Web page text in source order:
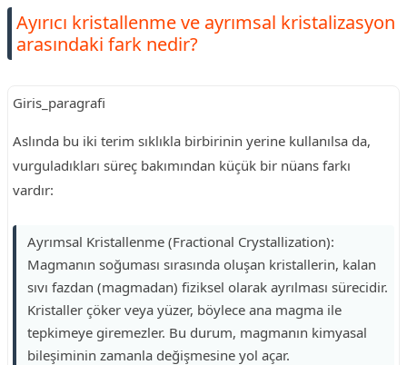
Ayırıcı kristallenme ve ayrımsal kristalizasyon
arasındaki fark nedir?
Giris_paragrafi
Aslında bu iki terim sıklıkla birbirinin yerine kullanılsa da,
vurguladıkları süreç bakımından küçük bir nüans farkı
vardır:
Ayrımsal Kristallenme (Fractional Crystallization):
Magmanın soğuması sırasında oluşan kristallerin, kalan
sıvı fazdan (magmadan) fiziksel olarak ayrılması sürecidir.
Kristaller çöker veya yüzer, böylece ana magma ile
tepkimeye giremezler. Bu durum, magmanın kimyasal
bileşiminin zamanla değişmesine yol açar.